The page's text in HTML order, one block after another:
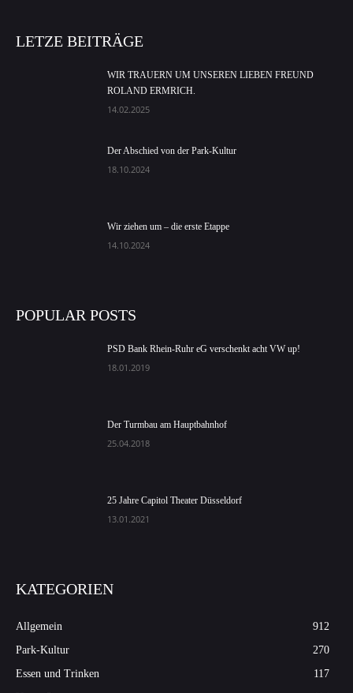
LETZE BEITRÄGE
WIR TRAUERN UM UNSEREN LIEBEN FREUND
ROLAND ERMRICH.
14.02.2025
Der Abschied von der Park-Kultur
18.10.2024
Wir ziehen um – die erste Etappe
14.10.2024
POPULAR POSTS
PSD Bank Rhein-Ruhr eG verschenkt acht VW up!
18.01.2019
Der Turmbau am Hauptbahnhof
25.04.2018
25 Jahre Capitol Theater Düsseldorf
13.01.2021
KATEGORIEN
Allgemein
912
Park-Kultur
270
Essen und Trinken
117